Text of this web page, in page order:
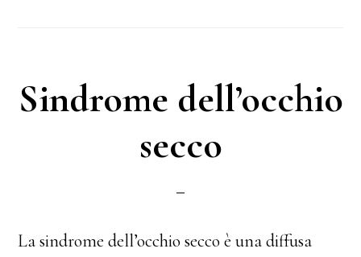
Sindrome dell’occhio
secco
La sindrome dell’occhio secco è una diffusa